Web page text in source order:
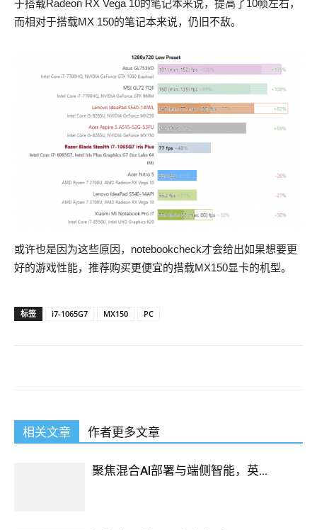
于搭载Radeon RX Vega 10的笔记本来说，提高了10帧左右，
而相对于搭载MX 150的笔记本来说，仍旧不敌。
或许也是因为这些原因，notebookcheck才会给出如果想要更
好的游戏性能，推荐购买更便宜的搭载MX150显卡的机型。
标签 i7-1065G7 MX150 PC
相关文章 作者更多文章
聚焦混合AI部署与端侧智能，英...